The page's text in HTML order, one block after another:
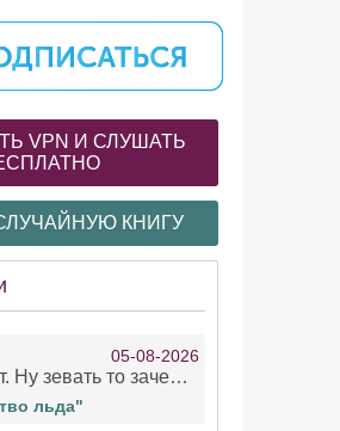
VPN И СЛУШАТЬ
КНИГУ
05-08-2026
Ужасно читает. Ну зевать то зачем. Уже не говорю, что ударения ставит, как хочет.
льда"